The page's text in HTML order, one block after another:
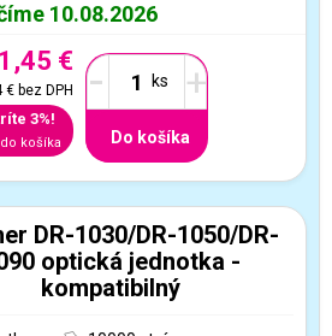
10.08.2026
€
€bez DPH
3%!
košíka
- +
Do košíka
DR-1030/DR-1050/DR-
optická jednotka -
kompatibilný